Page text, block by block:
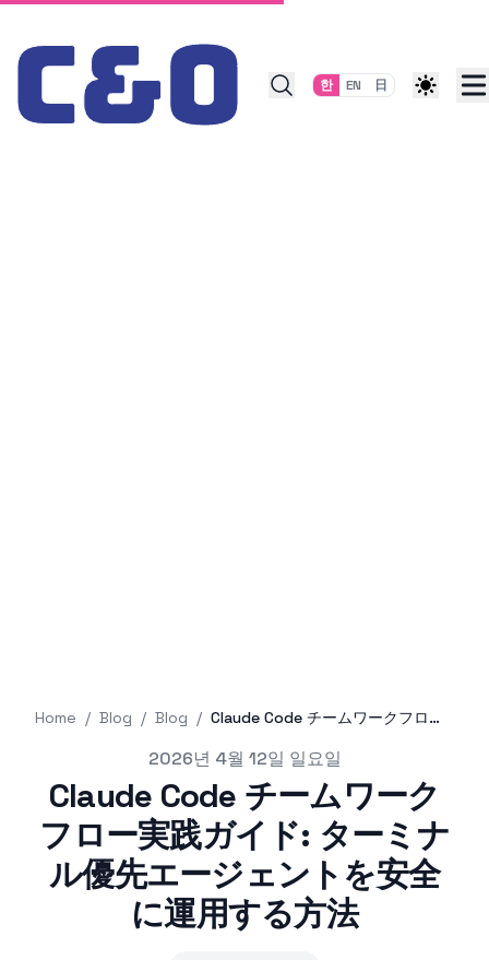
Skip to content
한 EN 日
Home / Blog / Blog / Claude Code チームワークフロー実践ガイド: ターミナル優先エージェントを安全に運用する方法
2026년 4월 12일 일요일
Claude Code チームワーク
フロー実践ガイド: ターミナ
ル優先エージェントを安全
に運用する方法